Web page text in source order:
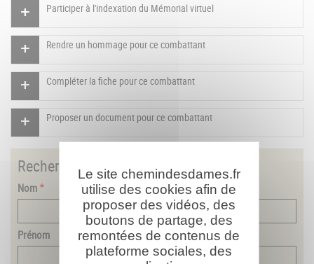
Participer à l'indexation du Mémorial virtuel
Rendre un hommage pour ce combattant
Compléter la fiche pour ce combattant
Proposer un document pour ce combattant
Rechercher un combattant
Nom
Prénom
Le site chemindesdames.fr
utilise des cookies afin de
proposer des vidéos, des
boutons de partage, des
remontées de contenus de
plateforme sociales, des